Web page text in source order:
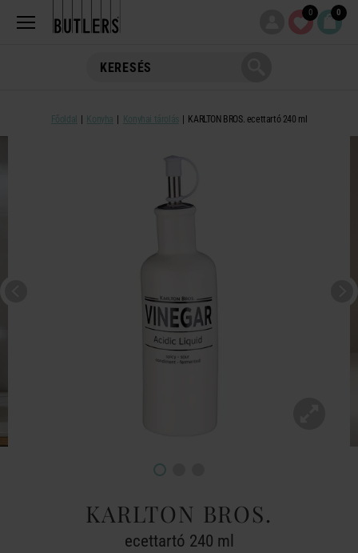
0 0
Főoldal Konyha Konyhai tárolás KARLTON BROS. ecettartó 240 ml
KARLTON BROS.
ecettartó 240 ml